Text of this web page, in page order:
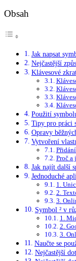
Obsah
Jak napsat
Nejčastější
Klávesové
Použití
Tipy pro práci
Opravy
Vytvoření
Proč a
Jak najít další
Jednoduché
1.
2.
3.
Symbol ² v
1.
2.
3.
Naučte se
Nejčastější